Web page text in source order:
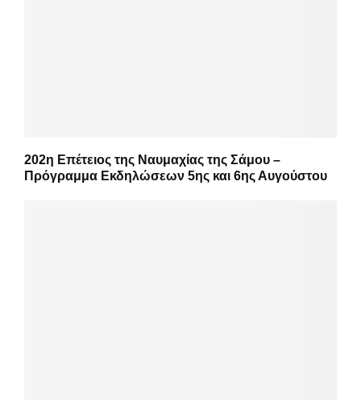
202η Επέτειος της Ναυμαχίας της Σάμου –
Πρόγραμμα Εκδηλώσεων 5ης και 6ης Αυγούστου